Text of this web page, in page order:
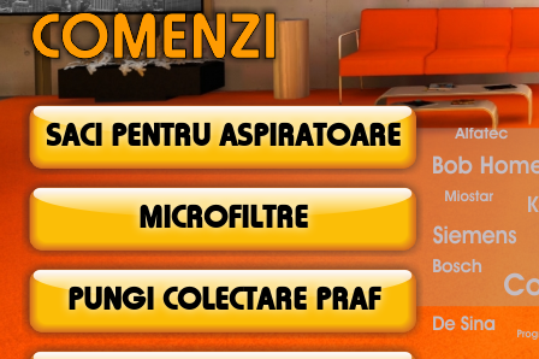
SACI PENTRU ASPIRATOARE
MICROFILTRE
PUNGI COLECTARE PRAF